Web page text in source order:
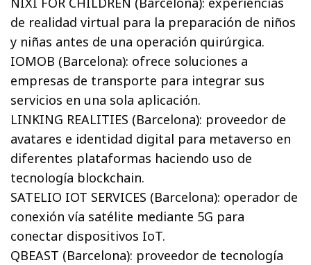
de realidad virtual para la preparación de niños
y niñas antes de una operación quirúrgica.
IOMOB (Barcelona): ofrece soluciones a
empresas de transporte para integrar sus
servicios en una sola aplicación.
LINKING REALITIES (Barcelona): proveedor de
avatares e identidad digital para metaverso en
diferentes plataformas haciendo uso de
tecnología blockchain.
SATELIO IOT SERVICES (Barcelona): operador de
conexión vía satélite mediante 5G para
conectar dispositivos IoT.
QBEAST (Barcelona): proveedor de tecnología